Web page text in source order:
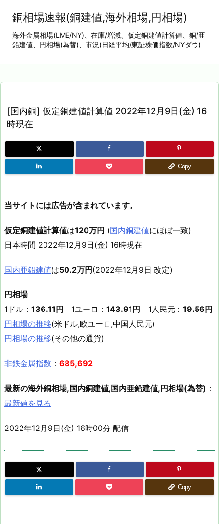
銅相場速報(銅建値,海外相場,円相場)
海外金属相場(LME/NY)、在庫/増減、仮定銅建値計算値、銅/亜
鉛建値、円相場(為替)、市況(日経平均/東証株価指数/NYダウ)
[国内銅] 仮定銅建値計算値 2022年12月9日(金) 16
時現在
Copy
当サイトには広告が含まれています。
仮定銅建値計算値は120万円 (国内銅建値にほぼ一致)
日本時間 2022年12月9日(金) 16時現在
国内亜鉛建値は50.2万円(2022年12月9日 改定)
円相場
1ドル： 136.11円 1ユーロ： 143.91円 1人民元： 19.56円
円相場の推移(米ドル,欧ユーロ,中国人民元)
円相場の推移(その他の通貨)
非鉄金属指数 ： 685,692
最新の海外銅相場,国内銅建値,国内亜鉛建値,円相場(為替) ：
最新値を見る
2022年12月9日(金) 16時00分 配信
Copy